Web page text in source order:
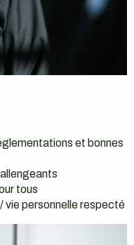
et bonnes
tous
vie personnelle respecté